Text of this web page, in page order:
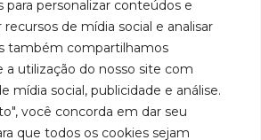
para personalizar conteúdos e
de mídia social e analisar
também compartilhamos
a utilização do nosso site com
mídia social, publicidade e análise.
você concorda em dar seu
que todos os cookies sejam
Localização
Rua
Tiradentes,
931 – Anexo
Conosco
SAC: 0800
019 5050
Facebook
LinkedIn
Instagram